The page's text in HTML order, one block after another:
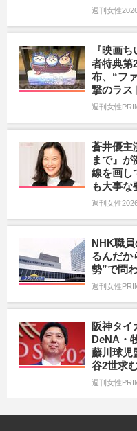
週刊女性
『映画
者特典第
布、“フ
撃のラス
週刊女性
蒼井優主
まで』
線を画し
も大事な
週刊女性
NHK職
るんだ
勢”で問
週刊女性
阪神タイ
DeNA・
藤川球児
谷2世求む
週刊女性